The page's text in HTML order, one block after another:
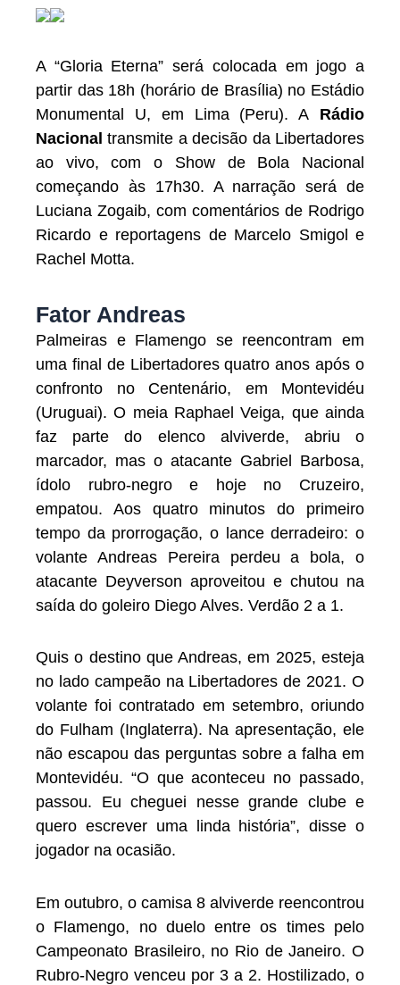
A “Gloria Eterna” será colocada em jogo a
partir das 18h (horário de Brasília) no Estádio
Monumental U, em Lima (Peru). A Rádio
Nacional transmite a decisão da Libertadores
ao vivo, com o Show de Bola Nacional
começando às 17h30. A narração será de
Luciana Zogaib, com comentários de Rodrigo
Ricardo e reportagens de Marcelo Smigol e
Rachel Motta.
Fator Andreas
Palmeiras e Flamengo se reencontram em
uma final de Libertadores quatro anos após o
confronto no Centenário, em Montevidéu
(Uruguai). O meia Raphael Veiga, que ainda
faz parte do elenco alviverde, abriu o
marcador, mas o atacante Gabriel Barbosa,
ídolo rubro-negro e hoje no Cruzeiro,
empatou. Aos quatro minutos do primeiro
tempo da prorrogação, o lance derradeiro: o
volante Andreas Pereira perdeu a bola, o
atacante Deyverson aproveitou e chutou na
saída do goleiro Diego Alves. Verdão 2 a 1.
Quis o destino que Andreas, em 2025, esteja
no lado campeão na Libertadores de 2021. O
volante foi contratado em setembro, oriundo
do Fulham (Inglaterra). Na apresentação, ele
não escapou das perguntas sobre a falha em
Montevidéu. “O que aconteceu no passado,
passou. Eu cheguei nesse grande clube e
quero escrever uma linda história”, disse o
jogador na ocasião.
Em outubro, o camisa 8 alviverde reencontrou
o Flamengo, no duelo entre os times pelo
Campeonato Brasileiro, no Rio de Janeiro. O
Rubro-Negro venceu por 3 a 2. Hostilizado, o